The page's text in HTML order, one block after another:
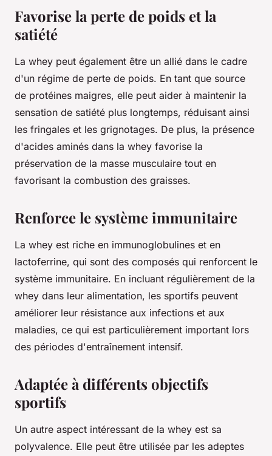
Favorise la perte de poids et la
satiété
La whey peut également être un allié dans le cadre
d'un régime de perte de poids. En tant que source
de protéines maigres, elle peut aider à maintenir la
sensation de satiété plus longtemps, réduisant ainsi
les fringales et les grignotages. De plus, la présence
d'acides aminés dans la whey favorise la
préservation de la masse musculaire tout en
favorisant la combustion des graisses.
Renforce le système immunitaire
La whey est riche en immunoglobulines et en
lactoferrine, qui sont des composés qui renforcent le
système immunitaire. En incluant régulièrement de la
whey dans leur alimentation, les sportifs peuvent
améliorer leur résistance aux infections et aux
maladies, ce qui est particulièrement important lors
des périodes d'entraînement intensif.
Adaptée à différents objectifs
sportifs
Un autre aspect intéressant de la whey est sa
polyvalence. Elle peut être utilisée par les adeptes